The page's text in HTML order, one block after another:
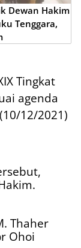
Dewan Hakim
Tenggara,
Tingkat
agenda
12/2021)
Thaher
Ohoi